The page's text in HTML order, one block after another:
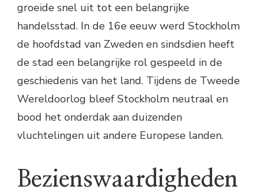
groeide snel uit tot een belangrijke
handelsstad. In de 16e eeuw werd Stockholm
de hoofdstad van Zweden en sindsdien heeft
de stad een belangrijke rol gespeeld in de
geschiedenis van het land. Tijdens de Tweede
Wereldoorlog bleef Stockholm neutraal en
bood het onderdak aan duizenden
vluchtelingen uit andere Europese landen.
Bezienswaardigheden